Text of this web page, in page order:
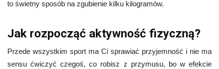
to świetny sposób na zgubienie kilku kilogramów.
Jak rozpocząć aktywność fizyczną?
Przede wszystkim sport ma Ci sprawiać przyjemność i nie ma
sensu ćwiczyć czegoś, co robisz z przymusu, bo w efekcie